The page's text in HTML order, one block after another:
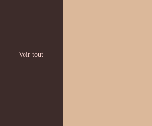
Voir tout